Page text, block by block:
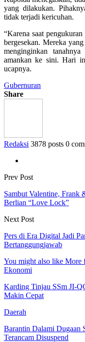
yang dilakukan.
tidak terjadi kericuhan.
“Karena saat
bergesekan. Mereka
menginginkan
amankan ke sini. Hari
ucapnya.
Gubernuran
Share
Redaksi 3878 posts 0
Prev Post
Sambut Valentine, Frank
Berlian “Love Lock”
Next Post
Pers di Era Digital Jadi
Bertanggungjawab
You might also like More
Ekonomi
Karding Tinjau SSm JI-
Makin Cepat
Daerah
Barantin Dalami Dugaan
Terancam Disuspend